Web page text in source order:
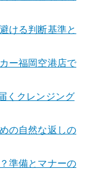
ける判断基準と
ー福岡空港店で
くクレンジング
の自然な返しの
準備とマナーの